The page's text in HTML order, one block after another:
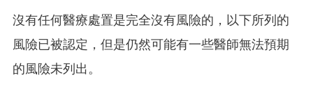
沒有任何醫療處置是完全沒有風險的，以下所列的
風險已被認定，但是仍然可能有一些醫師無法預期
的風險未列出。